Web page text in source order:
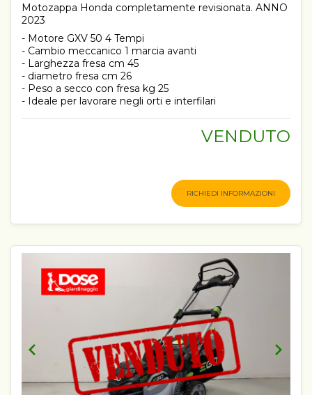
Motozappa Honda completamente revisionata. ANNO
2023
- Motore GXV 50 4 Tempi
- Cambio meccanico 1 marcia avanti
- Larghezza fresa cm 45
- diametro fresa cm 26
- Peso a secco con fresa kg 25
- Ideale per lavorare negli orti e interfilari
VENDUTO
RICHIEDI INFORMAZIONI